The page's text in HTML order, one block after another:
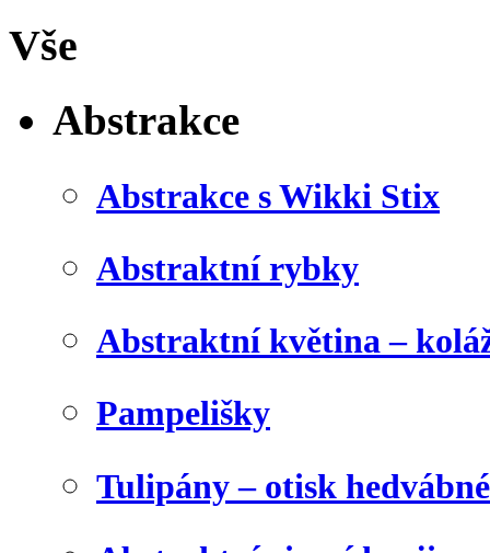
Vše
Abstrakce
Abstrakce s Wikki Stix
Abstraktní rybky
Abstraktní květina –
Pampelišky
Tulipány – otisk